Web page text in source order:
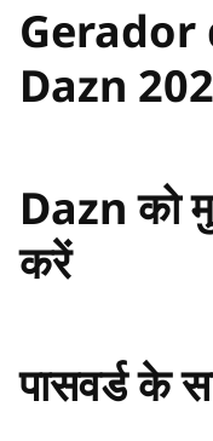
Gerador
Dazn
Dazn को
करें
पासवर्ड के